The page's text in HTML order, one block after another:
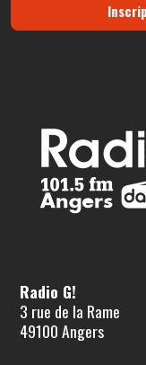
Radio G!
3 rue de la Rame
49100 Angers